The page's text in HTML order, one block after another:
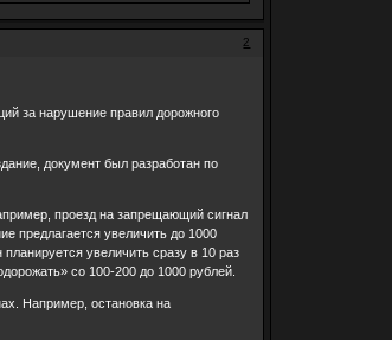
2
за нарушение правил дорожного
документ был разработан по
проезд на запрещающий сигнал
предлагается увеличить до 1000
увеличить сразу в 10 раз
со 100-200 до 1000 рублей.
Например, остановка на